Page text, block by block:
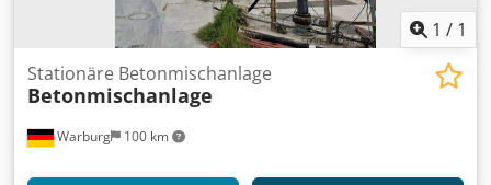
1 / 1
Warburg 100 km
Stationäre Betonmischanlage
Betonmischanlage